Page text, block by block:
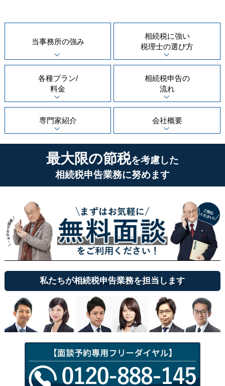
当事務所の強み
相続税に強い
税理士の選び方
各種プラン/
料金
相続税申告の
流れ
専門家紹介 会社概要
最大限の節税を考慮した
相続税申告業務に努めます
私たちが相続税申告業務を担当します